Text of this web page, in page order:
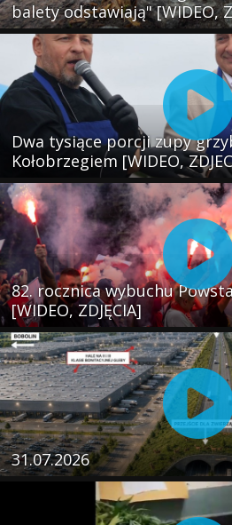
balety odstawiają" [WIDEO,
Dwa tysiące porcji zupy
Kołobrzegiem [WIDEO,
82. rocznica wybuchu
[WIDEO, ZDJĘCIA]
31.07.2026